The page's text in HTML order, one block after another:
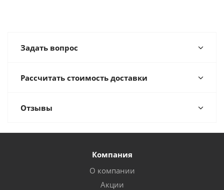
Задать вопрос
Рассчитать стоимость доставки
Отзывы
Компания
О компании
Акции